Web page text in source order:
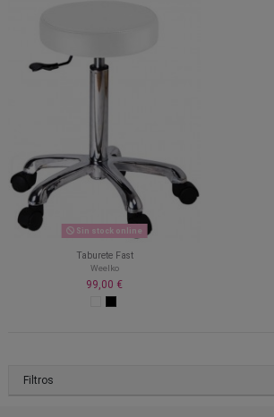
Sin stock online
Taburete Fast
Weelko
99,00 €
Filtros